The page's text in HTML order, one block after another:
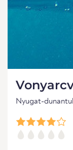
Nyugat-dunantul